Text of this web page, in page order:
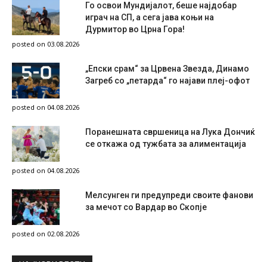
Го освои Мундијалот, беше најдобар
играч на СП, а сега јава коњи на
Дурмитор во Црна Гора!
posted on 03.08.2026
„Епски срам“ за Црвена Звезда, Динамо
Загреб со „петарда“ го најави плеј-офот
posted on 04.08.2026
Поранешната свршеница на Лука Дончиќ
се откажа од тужбата за алиментација
posted on 04.08.2026
Мелсунген ги предупреди своите фанови
за мечот со Вардар во Скопје
posted on 02.08.2026